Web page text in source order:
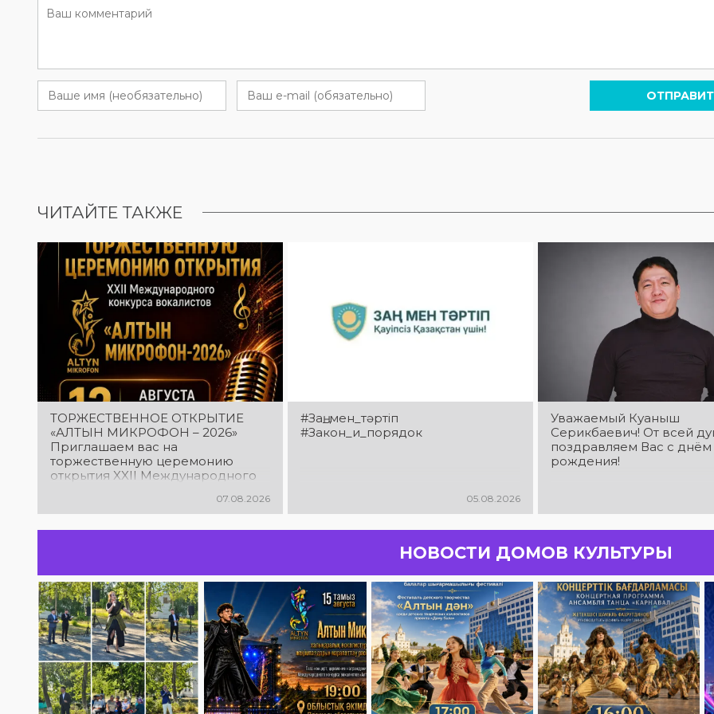
ЧИТАЙТЕ ТАКЖЕ
ТОРЖЕСТВЕННОЕ ОТКРЫТИЕ
«АЛТЫН МИКРОФОН – 2026»
Приглашаем вас на
торжественную церемонию
открытия XXII Международного
микрофон – 2026»! В этот день
талантливые исполнители из
разных стран встретятся на
творчества. Станьте свидетелями
начала большого вокального
состязания! Приходите
поддержать талантливых
исполнителей!
07.08.2026
#Заң_мен_тәртіп
#Закон_и_порядок
05.08.2026
Уважаемый Куаныш
Серикбаевич! От всей
поздравляем Вас с днём
рождения!
НОВОСТИ ДОМОВ КУЛЬТУРЫ